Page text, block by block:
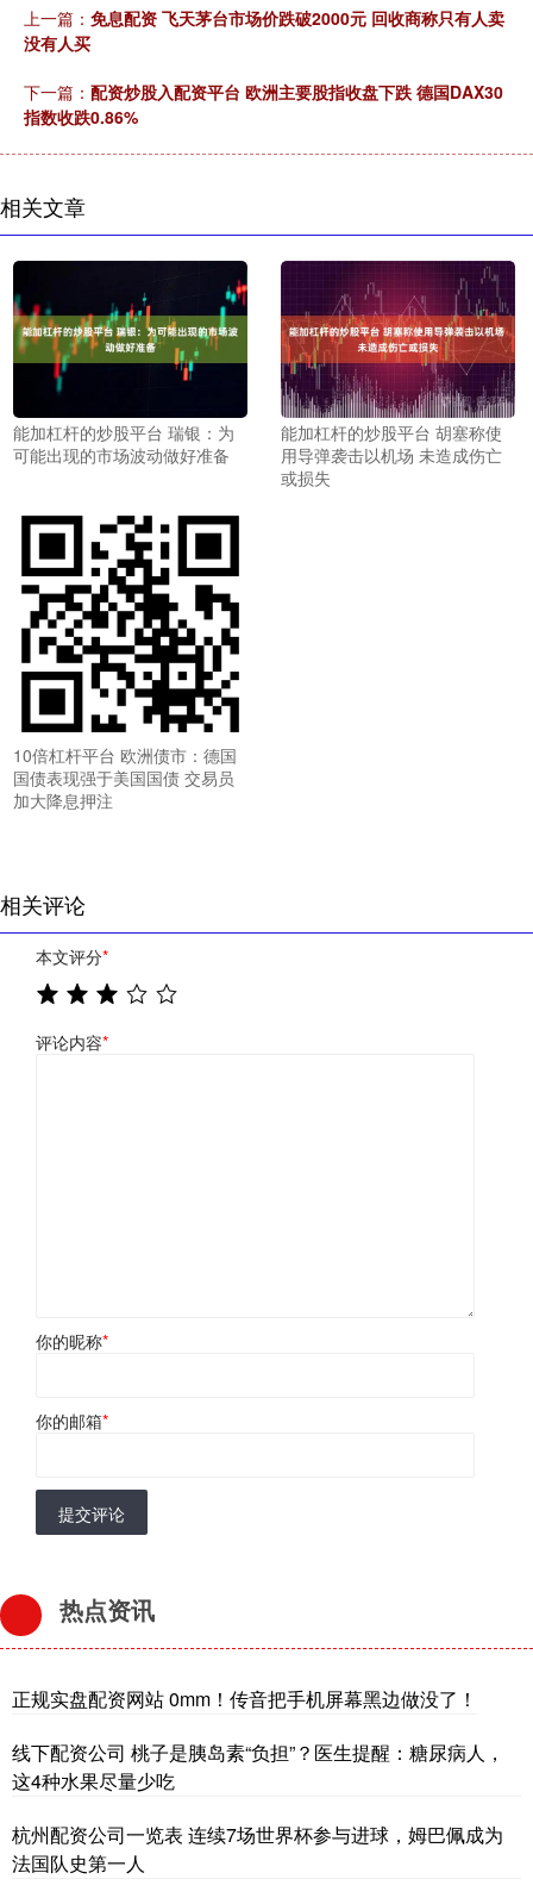
上一篇： 免息配资 飞天茅台市场价跌破2000元 回收商称只有人卖
没有人买
下一篇： 配资炒股入配资平台 欧洲主要股指收盘下跌 德国DAX30
指数收跌0.86%
相关文章
能加杠杆的炒股平台 瑞银：为
可能出现的市场波动做好准备
能加杠杆的炒股平台 胡塞称使
用导弹袭击以机场 未造成伤亡
或损失
10倍杠杆平台 欧洲债市：德国
国债表现强于美国国债 交易员
加大降息押注
相关评论
本文评分*
评论内容*
你的昵称*
你的邮箱*
提交评论
热点资讯
正规实盘配资网站 0mm！传音把手机屏幕黑边做没了！
线下配资公司 桃子是胰岛素“负担”？医生提醒：糖尿病人，
这4种水果尽量少吃
杭州配资公司一览表 连续7场世界杯参与进球，姆巴佩成为
法国队史第一人